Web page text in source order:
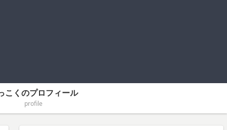
こくのプロフィール
profile